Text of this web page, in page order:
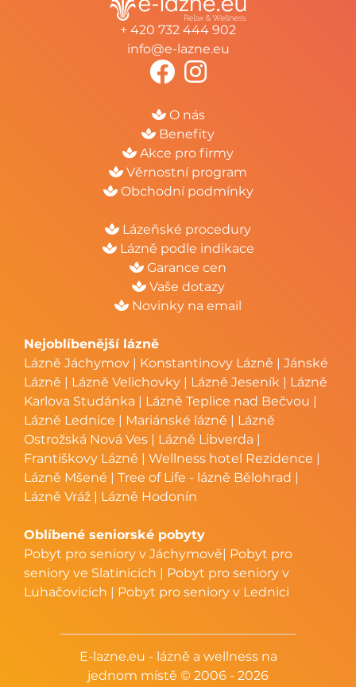
+ 420 732 444 902
info@e-lazne.eu
O nás
Benefity
Akce pro firmy
Věrnostní program
Obchodní podmínky
Lázeňské procedury
Lázně podle indikace
Garance cen
Vaše dotazy
Novinky na email
Nejoblíbenější lázně
Lázně Jáchymov | Konstantinovy Lázně | Jánské
Lázně | Lázně Velichovky | Lázně Jeseník | Lázně
Karlova Studánka | Lázně Teplice nad Bečvou |
Lázně Lednice | Mariánské lázně | Lázně
Ostrožská Nová Ves | Lázně Libverda |
Františkovy Lázně | Wellness hotel Rezidence |
Lázně Mšené | Tree of Life - lázně Bělohrad |
Lázně Vráž | Lázně Hodonín
Oblíbené seniorské pobyty
Pobyt pro seniory v Jáchymově| Pobyt pro
seniory ve Slatinicích | Pobyt pro seniory v
Luhačovicích | Pobyt pro seniory v Lednici
E-lazne.eu - lázně a wellness na
jednom místě © 2006 - 2026